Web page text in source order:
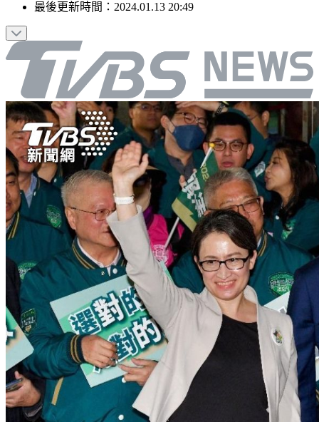
最後更新時間： 2024.01.13 20:49